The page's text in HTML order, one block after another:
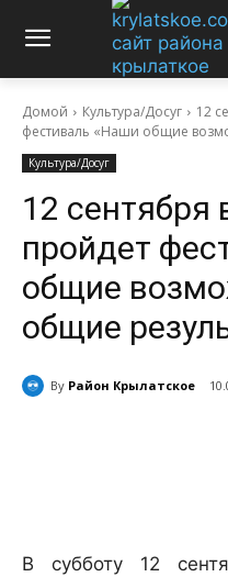
Домой Культура/Досуг
12
фестиваль «Наши общие
Культура/Досуг
12 сентября
пройдет
общие
общие
By Район Крылатское
В субботу 12